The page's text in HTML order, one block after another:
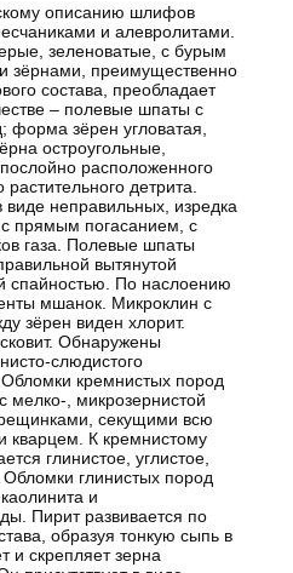
описанию шлифов
и алевролитами.
зеленоватые, с бурым
зёрнами, преимущественно
состава, преобладает
– полевые шпаты с
форма зёрен угловатая,
остроугольные,
расположенного
детрита.
виде неправильных, изредка
прямым погасанием, с
газа. Полевые шпаты
вытянутой
спайностью. По наслоению
мшанок. Микроклин с
зёрен виден хлорит.
Обнаружены
слюдистого
кремнистых пород
мелко-, микрозернистой
секущими всю
кварцем. К кремнистому
глинистое, углистое,
глинистых пород
и
Пирит развивается по
образуя тонкую сыпь в
и скрепляет зерна